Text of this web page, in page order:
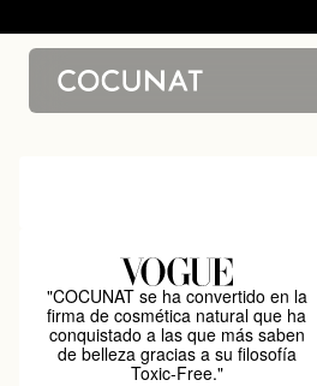
"COCUNAT se ha convertido en la
firma de cosmética natural que ha
conquistado a las que más saben
de belleza gracias a su filosofía
Toxic-Free."